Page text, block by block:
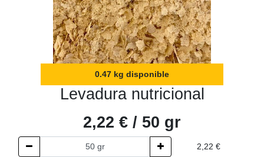
0.47 kg disponible
Levadura nutricional
2,22 € / 50 gr
2,22 €